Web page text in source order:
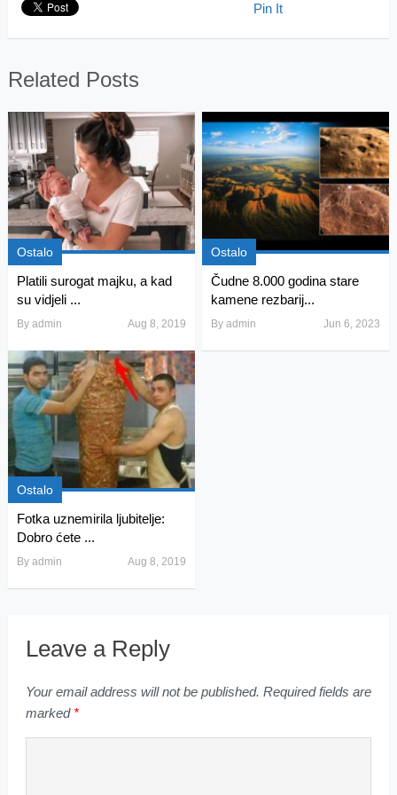
Pin It
Related Posts
Ostalo
Platili surogat majku, a kad
su vidjeli ...
By admin Aug 8, 2019
Ostalo
Čudne 8.000 godina stare
kamene rezbarij...
Byadmin Jun 6, 2023
Ostalo
Fotka uznemirila ljubitelje:
Dobro ćete ...
By admin Aug 8, 2019
Leave a Reply
Your email address will not be published. Required fields are
marked *